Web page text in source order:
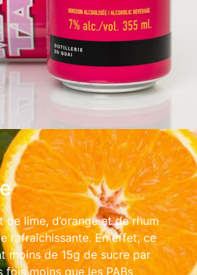
lime, d’orange et de rhum
rafraîchissante. En effet, ce
moins de 15g de sucre par
moins que les PABs